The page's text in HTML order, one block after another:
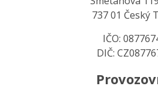
737 01 Český
IČO:
DIČ: